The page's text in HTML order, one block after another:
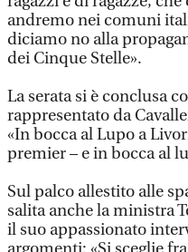
andremo nei comuni
diciamo no alla
dei Cinque Stelle».
La serata si è conclusa
rappresentato da
«In bocca al Lupo a
premier – e in bocca al
Sul palco allestito alle
salita anche la ministra
il suo appassionato